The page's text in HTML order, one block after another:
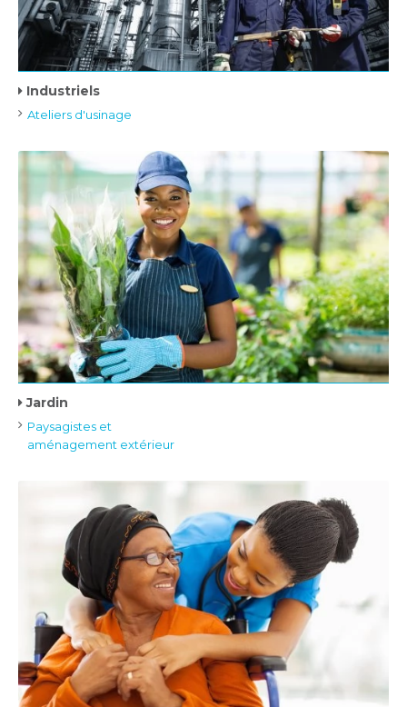
Industriels
Ateliers d'usinage
Jardin
Paysagistes et
aménagement extérieur